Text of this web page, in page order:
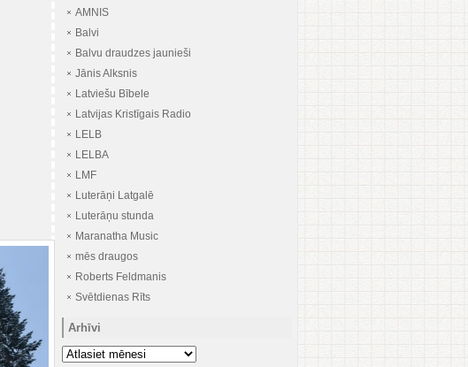
AMNIS
Balvi
Balvu draudzes jaunieši
Jānis Alksnis
Latviešu Bībele
Latvijas Kristīgais Radio
LELB
LELBA
LMF
Luterāņi Latgalē
Luterāņu stunda
Maranatha Music
mēs draugos
Roberts Feldmanis
Svētdienas Rīts
Arhīvi
Arhīvi